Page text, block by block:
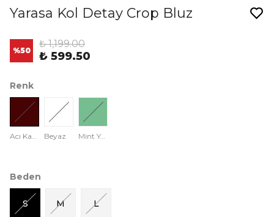
Yarasa Kol Detay Crop Bluz
%50
₺ 1,199.00
₺ 599.50
Renk
Acı Kahve Beyaz Mint Yeşili
Beden
S M L